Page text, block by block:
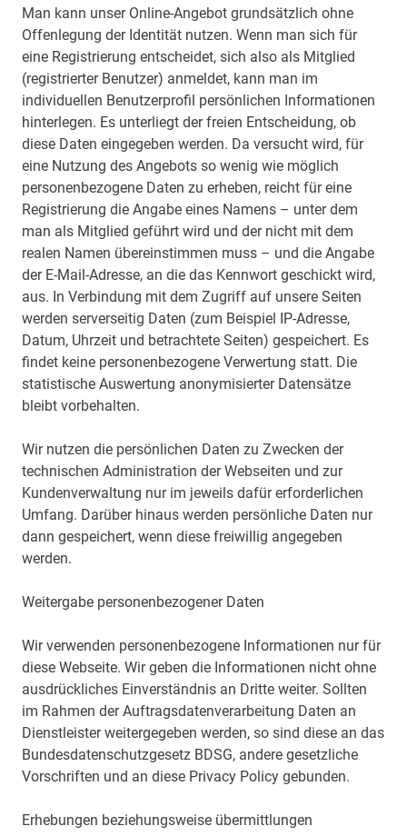
Man kann unser Online-Angebot grundsätzlich ohne
Offenlegung der Identität nutzen. Wenn man sich für
eine Registrierung entscheidet, sich also als Mitglied
(registrierter Benutzer) anmeldet, kann man im
individuellen Benutzerprofil persönlichen Informationen
hinterlegen. Es unterliegt der freien Entscheidung, ob
diese Daten eingegeben werden. Da versucht wird, für
eine Nutzung des Angebots so wenig wie möglich
personenbezogene Daten zu erheben, reicht für eine
Registrierung die Angabe eines Namens – unter dem
man als Mitglied geführt wird und der nicht mit dem
realen Namen übereinstimmen muss – und die Angabe
der E-Mail-Adresse, an die das Kennwort geschickt wird,
aus. In Verbindung mit dem Zugriff auf unsere Seiten
werden serverseitig Daten (zum Beispiel IP-Adresse,
Datum, Uhrzeit und betrachtete Seiten) gespeichert. Es
findet keine personenbezogene Verwertung statt. Die
statistische Auswertung anonymisierter Datensätze
bleibt vorbehalten.
Wir nutzen die persönlichen Daten zu Zwecken der
technischen Administration der Webseiten und zur
Kundenverwaltung nur im jeweils dafür erforderlichen
Umfang. Darüber hinaus werden persönliche Daten nur
dann gespeichert, wenn diese freiwillig angegeben
werden.
Weitergabe personenbezogener Daten
Wir verwenden personenbezogene Informationen nur für
diese Webseite. Wir geben die Informationen nicht ohne
ausdrückliches Einverständnis an Dritte weiter. Sollten
im Rahmen der Auftragsdatenverarbeitung Daten an
Dienstleister weitergegeben werden, so sind diese an das
Bundesdatenschutzgesetz BDSG, andere gesetzliche
Vorschriften und an diese Privacy Policy gebunden.
Erhebungen beziehungsweise übermittlungen